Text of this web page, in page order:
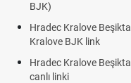
BJK)
Hradec Kralove
Kralove BJK link
Hradec Kralove
canlı linki